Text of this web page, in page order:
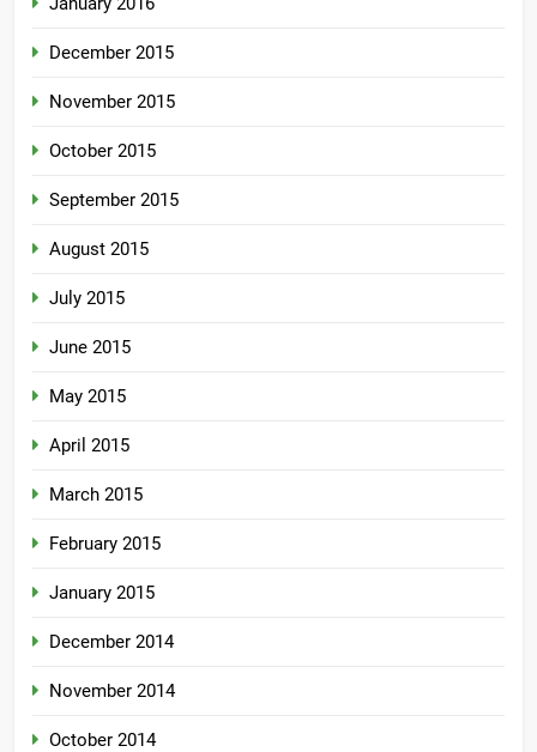
December 2015
November 2015
October 2015
September 2015
August 2015
July 2015
June 2015
May 2015
April 2015
March 2015
February 2015
January 2015
December 2014
November 2014
October 2014